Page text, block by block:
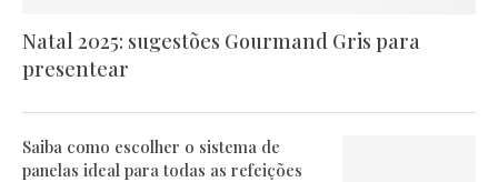
Natal 2025: sugestões Gourmand Gris para
presentear
Saiba como escolher o sistema de
panelas ideal para todas as refeições